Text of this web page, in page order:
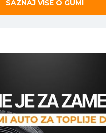
SAZNAJ VIŠE O GUMI